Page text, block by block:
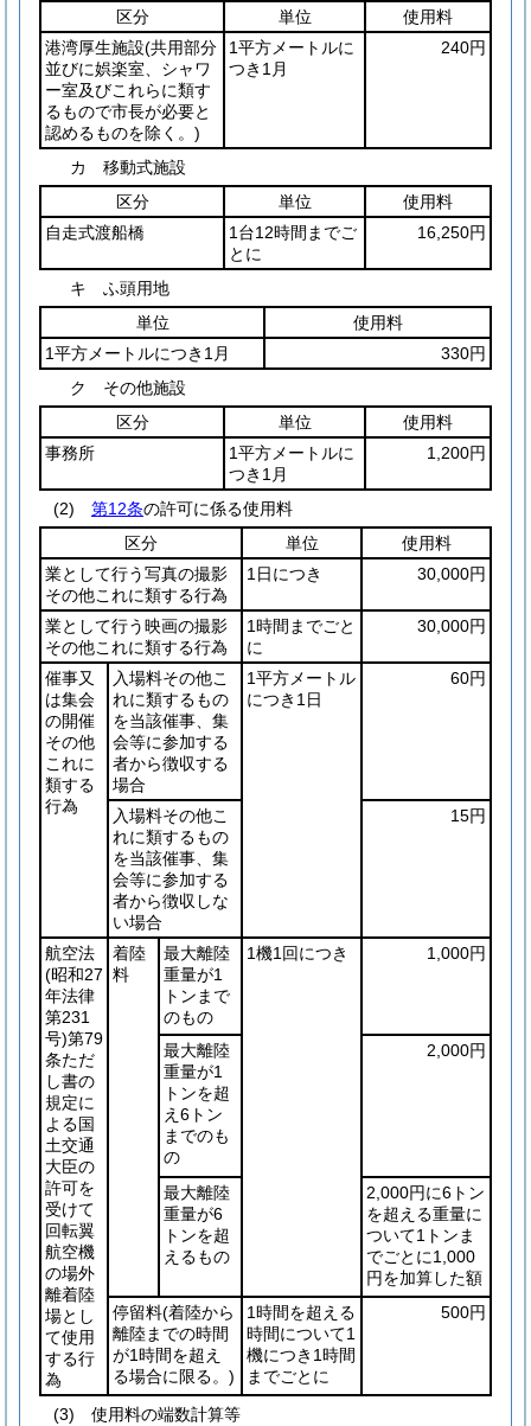
区分 単位
使用料
港湾厚生施設(共用部分
並びに娯楽室、シャワ
ー室及びこれらに類す
るもので市長が必要と
認めるものを除く。)
1平方メートルに
つき1月
240円
カ 移動式施設
区分
単位
使用料
自走式渡船橋
1台12時間までご
とに
16,250円
キ ふ頭用地
単位
使用料
1平方メートルにつき1月
330円
ク その他施設
区分
単位
使用料
事務所
1平方メートルに
つき1月
1,200円
(2) 第12条の許可に係る使用料
区分
単位
使用料
業として行う写真の撮影
その他これに類する行為
1日につき 30,000円
業として行う映画の撮影
その他これに類する行為
1時間までごと
に
30,000円
催事又
は集会
の開催
その他
これに
類する
行為
入場料その他こ
れに類するもの
を当該催事、集
会等に参加する
者から徴収する
場合
1平方メートル
につき1日
60円
入場料その他こ
れに類するもの
を当該催事、集
会等に参加する
者から徴収しな
い場合
15円
航空法
(昭和27
年法律
第231
号)第79
条ただ
し書の
規定に
よる国
土交通
大臣の
許可を
受けて
回転翼
航空機
の場外
離着陸
場とし
て使用
する行
為
着陸
料
最大離陸
重量が1
トンまで
のもの
1機1回につき 1,000円
最大離陸
重量が1
トンを超
え6トン
までのも
の
2,000円
最大離陸
重量が6
トンを超
えるもの
2,000円に6トン
を超える重量に
ついて1トンま
でごとに1,000
円を加算した額
停留料(着陸から
離陸までの時間
が1時間を超え
る場合に限る。)
1時間を超える
時間について1
機につき1時間
までごとに
500円
(3) 使用料の端数計算等